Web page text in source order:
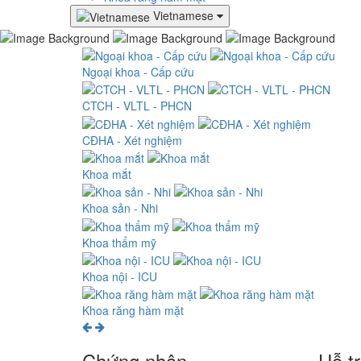
Vietnamese
Ngoại khoa - Cấp cứu
CTCH - VLTL - PHCN
CĐHA - Xét nghiệm
Khoa mắt
Khoa sản - Nhi
Khoa thẩm mỹ
Khoa nội - ICU
Khoa răng hàm mặt